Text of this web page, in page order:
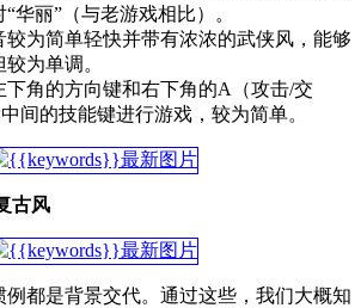
华丽”（与老游戏相比）。
简单轻快并带有浓浓的武侠风，能够
为单调。
的方向键和右下角的A（攻击/交
间的技能键进行游戏，较为简单。
古风
都是背景交代。通过这些，我们大概知